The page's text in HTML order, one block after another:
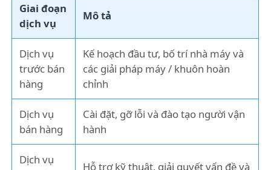
Giai đoạn
dịch vụ
Mô tả
Dịch vụ
trước bán
hàng
Kế hoạch đầu tư, bố trí nhà máy và
các giải pháp máy / khuôn hoàn
chỉnh
Dịch vụ
bán hàng
Cài đặt, gỡ lỗi và đào tạo người vận
hành
Dịch vụ
Hỗ trợ kỹ thuật, giải quyết vấn đề và